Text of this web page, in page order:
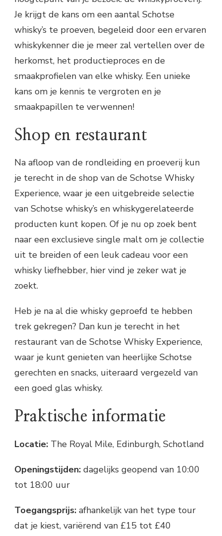
Je krijgt de kans om een aantal Schotse
whisky’s te proeven, begeleid door een ervaren
whiskykenner die je meer zal vertellen over de
herkomst, het productieproces en de
smaakprofielen van elke whisky. Een unieke
kans om je kennis te vergroten en je
smaakpapillen te verwennen!
Shop en restaurant
Na afloop van de rondleiding en proeverij kun
je terecht in de shop van de Schotse Whisky
Experience, waar je een uitgebreide selectie
van Schotse whisky’s en whiskygerelateerde
producten kunt kopen. Of je nu op zoek bent
naar een exclusieve single malt om je collectie
uit te breiden of een leuk cadeau voor een
whisky liefhebber, hier vind je zeker wat je
zoekt.
Heb je na al die whisky geproefd te hebben
trek gekregen? Dan kun je terecht in het
restaurant van de Schotse Whisky Experience,
waar je kunt genieten van heerlijke Schotse
gerechten en snacks, uiteraard vergezeld van
een goed glas whisky.
Praktische informatie
Locatie: The Royal Mile, Edinburgh, Schotland
Openingstijden: dagelijks geopend van 10:00
tot 18:00 uur
Toegangsprijs: afhankelijk van het type tour
dat je kiest, variërend van £15 tot £40